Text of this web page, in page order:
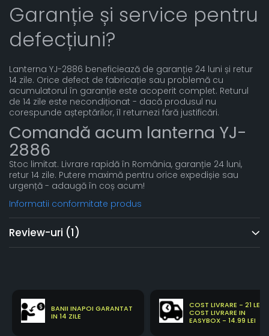
Garanție și service pentru
defecțiuni?
Lanterna YJ-2886 beneficiează de garanție 24 luni și retur
14 zile. Orice defect de fabricație sau problemă cu
acumulatorul în garanție este acoperit complet. Returul
de 14 zile este necondiționat - dacă produsul nu
corespunde așteptărilor, îl returnezi fără justificări.
Comandă acum lanterna YJ-
2886
Stoc limitat. Livrare rapidă în România, garanție 24 luni,
retur 14 zile. Putere maximă pentru orice expedișie sau
urgență - adaugă în coș acum!
Informatii conformitate produs
Review-uri (1)
BANII INAPOI GARANTAT
IN 14 ZILE
COST LIVRARE - 21 LEI
COST LIVRARE IN
EASYBOX - 14.99 LEI